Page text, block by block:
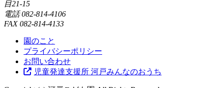
目21-15
電話082-814-4106
FAX082-814-4133
園のこと
プライバシーポリシー
お問い合わせ
児童発達支援所 河戸みんなのおうち